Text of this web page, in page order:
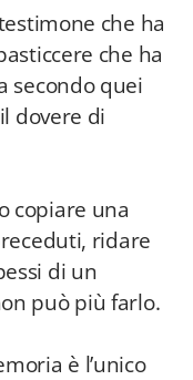
che ha
che ha
secondo quei
dovere di
copiare una
ridare
di un
può più farlo.
è l’unico